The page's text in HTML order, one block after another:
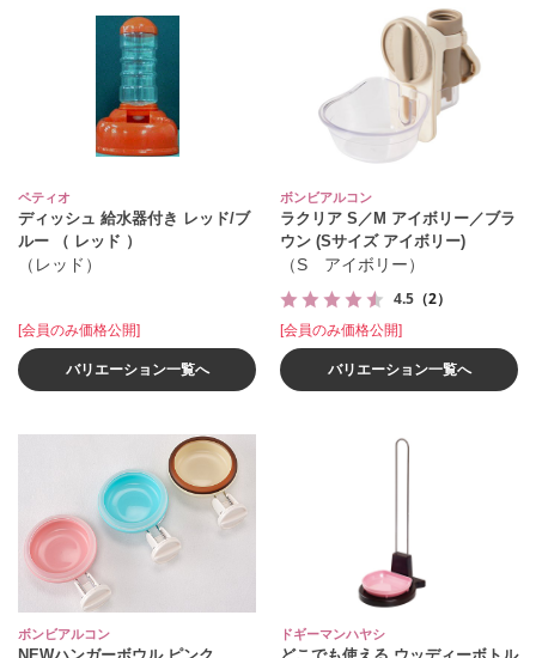
ペティオ
ディッシュ 給水器付き レッド/ブ
ルー （ レッド ）
（レッド）
[会員のみ価格公開]
バリエーション一覧へ
ボンビアルコン
ラクリア S／M アイボリー／ブラ
ウン (Sサイズ アイボリー)
（S アイボリー）
4.5 （2）
[会員のみ価格公開]
バリエーション一覧へ
ボンビアルコン ドギーマンハヤシ